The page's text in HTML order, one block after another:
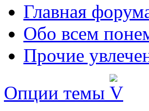
Главная
Обо всем
Прочие
Опции темы